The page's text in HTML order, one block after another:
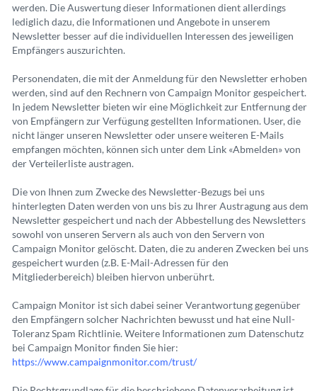
werden. Die Auswertung dieser Informationen dient allerdings
lediglich dazu, die Informationen und Angebote in unserem
Newsletter besser auf die individuellen Interessen des jeweiligen
Empfängers auszurichten.
Personendaten, die mit der Anmeldung für den Newsletter erhoben
werden, sind auf den Rechnern von Campaign Monitor gespeichert.
In jedem Newsletter bieten wir eine Möglichkeit zur Entfernung der
von Empfängern zur Verfügung gestellten Informationen. User, die
nicht länger unseren Newsletter oder unsere weiteren E-Mails
empfangen möchten, können sich unter dem Link «Abmelden» von
der Verteilerliste austragen.
Die von Ihnen zum Zwecke des Newsletter-Bezugs bei uns
hinterlegten Daten werden von uns bis zu Ihrer Austragung aus dem
Newsletter gespeichert und nach der Abbestellung des Newsletters
sowohl von unseren Servern als auch von den Servern von
Campaign Monitor gelöscht. Daten, die zu anderen Zwecken bei uns
gespeichert wurden (z.B. E-Mail-Adressen für den
Mitgliederbereich) bleiben hiervon unberührt.
Campaign Monitor ist sich dabei seiner Verantwortung gegenüber
den Empfängern solcher Nachrichten bewusst und hat eine Null-
Toleranz Spam Richtlinie. Weitere Informationen zum Datenschutz
bei Campaign Monitor finden Sie hier:
https://www.campaignmonitor.com/trust/